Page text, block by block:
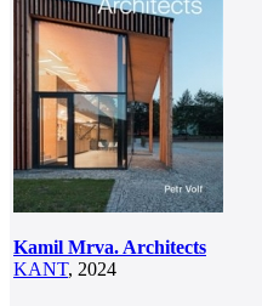
Kamil Mrva. Architects
KANT, 2024